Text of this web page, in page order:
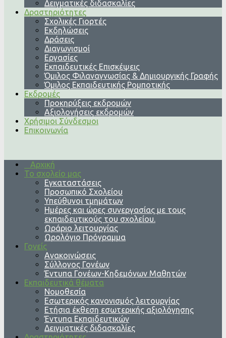
Δειγματικές διδασκαλίες
Δραστηριότητες
Σχολικές Γιορτές
Εκδηλώσεις
Δράσεις
Διαγωνισμοί
Εργασίες
Εκπαιδευτικές Επισκέψεις
Όμιλος Φιλαναγνωσίας & Δημιουργικής Γραφής
Όμιλος Εκπαιδευτικής Ρομποτικής
Εκδρομές
Προκηρύξεις εκδρομών
Αξιολογήσεις εκδρομών
Χρήσιμοι Σύνδεσμοι
Επικοινωνία
Αρχική
Το σχολείο μας
Εγκαταστάσεις
Προσωπικό Σχολείου
Υπεύθυνοι τμημάτων
Ημέρες και ώρες συνεργασίας με τους
εκπαιδευτικούς του σχολείου.
Ωράριο λειτουργίας
Ωρολόγιο Πρόγραμμα
Γονείς
Ανακοινώσεις
Σύλλογος Γονέων
Έντυπα Γονέων-Κηδεμόνων Μαθητών
Εκπαιδευτικά θέματα
Νομοθεσία
Εσωτερικός κανονισμός λειτουργίας
Ετήσια έκθεση εσωτερικής αξιολόγησης
Έντυπα Εκπαιδευτικών
Δειγματικές διδασκαλίες